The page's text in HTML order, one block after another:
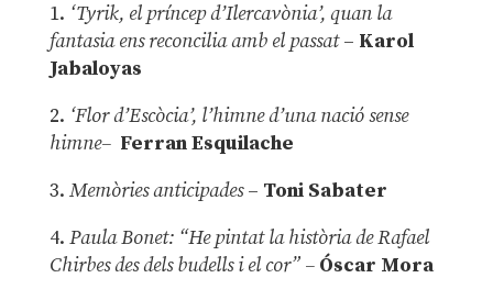
1. ‘Tyrik, el príncep d’Ilercavònia’, quan la
fantasia ens reconcilia amb el passat– Karol
Jabaloyas
2. ‘Flor d’Escòcia’, l’himne d’una nació sense
himne– Ferran Esquilache
3. Memòries anticipades– Toni Sabater
4. Paula Bonet: “He pintat la història de Rafael
Chirbes des dels budells i el cor” –Óscar Mora